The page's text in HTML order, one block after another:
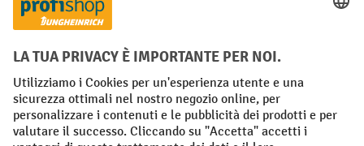
Condizioni Generali di Vendita
Dichiarazione di protezione dei dati Impronta
Impostazioni sulla privacy